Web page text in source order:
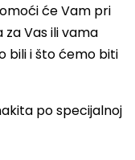
će Vam pri
Vas ili vama
bili i što ćemo biti
po specijalnoj